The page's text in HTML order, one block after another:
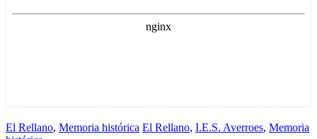
El Rellano, Memoria histórica El Rellano, I.E.S. Averroes, Memoria